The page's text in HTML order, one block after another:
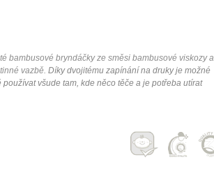
bambusové bryndáčky ze směsi bambusové viskozy a
vazbě. Díky dvojitému zapínání na druky je možné
všude tam, kde něco těče a je potřeba utírat